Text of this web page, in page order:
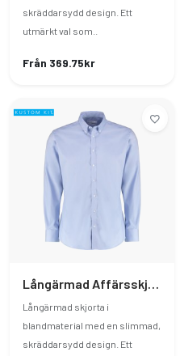
skräddarsydd design. Ett
utmärkt val som..
Från 369.75kr
Långärmad Affärsskjorta
Långärmad skjorta i
blandmaterial med en slimmad,
skräddarsydd design. Ett